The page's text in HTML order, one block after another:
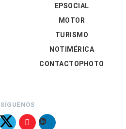
EPSOCIAL
MOTOR
TURISMO
NOTIMÉRICA
CONTACTOPHOTO
SÍGUENOS